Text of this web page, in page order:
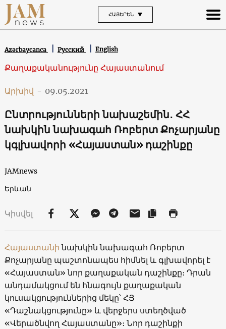
ՀԱՅԵՐԵՆ
Azərbaycanca Русский English
Քաղաքականությունը Հայաստանում
Արխիվ - 09.05.2021
Ընտրությունների նախաշեմին․ ՀՀ
նախկին նախագահ Ռոբերտ Քոչարյանը
կգլխավորի «Հայաստան» դաշինքը
JAMnews
Երևան
Կիսվել
Հայաստանի նախկին նախագահ Ռոբերտ
Քոչարյանը պաշտոնապես հիմնել և գլխավորել է
«Հայաստան» նոր քաղաքական դաշինքը։ Դրան
անդամակցում են հնագույն քաղաքական
կուսակցություններից մեկը՝ ՀՅ
«Դաշնակցությունը» և վերջերս ստեղծված
«Վերածնվող Հայաստանը»։ Նոր դաշինքի